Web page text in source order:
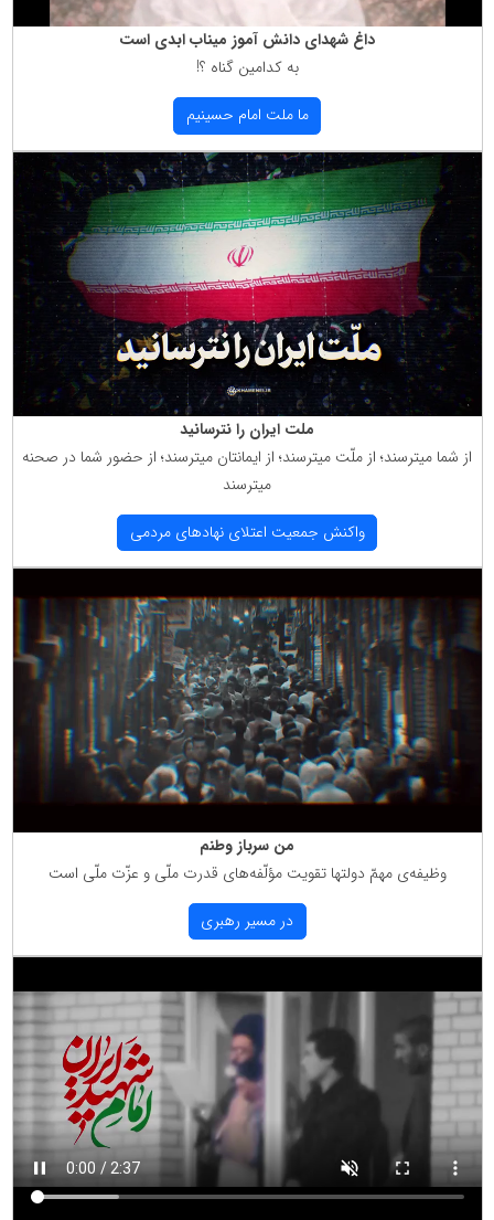
داغ شهدای دانش آموز میناب ابدی است
به كدامین گناه ؟!
ما ملت امام حسینیم
ملت ایران را نترسانید
از شما میترسند؛ از ملّت میترسند؛ از ایمانتان میترسند؛ از حضور شما در صحنه
میترسند
واكنش جمعیت اعتلای نهادهای مردمی
من سرباز وطنم
وظیفه‌ی مهمّ دولتها تقویت مؤلّفه‌های قدرت ملّی و عزّت ملّی است
در مسیر رهبری